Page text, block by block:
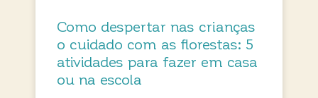
Como despertar nas crianças
o cuidado com as florestas: 5
atividades para fazer em casa
ou na escola